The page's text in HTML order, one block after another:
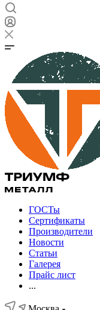
ГОСТы
Сертификаты
Производители
Новости
Статьи
Галерея
Прайс лист
...